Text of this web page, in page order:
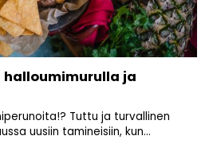
ja
Tuttu ja turvallinen
uusiin tamineisiin, kun...